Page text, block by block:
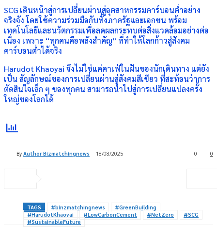
SCG เดินหน้าสู่การเปลี่ยนผ่านสู่อุตสาหกรรมคาร์บอนต่ำอย่าง
จริงจัง โดยใช้ความร่วมมือกับทั้งภาครัฐและเอกชน พร้อม
เทคโนโลยีและนวัตกรรมเพื่อลดผลกระทบต่อสิ่งแวดล้อมอย่างต่อ
เนื่อง เพราะ “ทุกคนคือพลังสำคัญ” ที่ทำให้โลกก้าวสู่สังคม
คาร์บอนต่ำได้จริง
Harudot Khaoyai จึงไม่ใช่แค่คาเฟ่ในฝันของนักเดินทาง แต่ยัง
เป็น สัญลักษณ์ของการเปลี่ยนผ่านสู่สังคมสีเขียว ที่สะท้อนว่าการ
ตัดสินใจเล็ก ๆ ของทุกคน สามารถนำไปสู่การเปลี่ยนแปลงครั้ง
ใหญ่ของโลกได้
By Author Bizmatchingnews 18/08/2025 0
0
TAGS #binzmatchingnews
#GreenBuilding
#HarudotKhaoyai
#LowCarbonCement #NetZero
#SCG
#SustainableFuture